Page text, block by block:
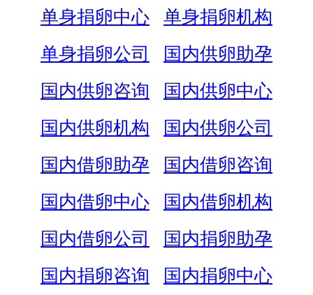
单身捐卵中心
单身捐卵机构
单身捐卵公司
国内供卵助孕
国内供卵咨询
国内供卵中心
国内供卵机构
国内供卵公司
国内借卵助孕
国内借卵咨询
国内借卵中心
国内借卵机构
国内借卵公司
国内捐卵助孕
国内捐卵咨询
国内捐卵中心